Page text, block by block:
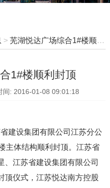
>芜湖悦达广场综合1#楼顺利封顶
1#楼顺利封顶
间: 2016-01-08 09:01:18
建设集团有限公司江苏分公
主体结构顺利封顶。江苏省
、江苏省建设集团有限公司
顶仪式，江苏悦达南方控股